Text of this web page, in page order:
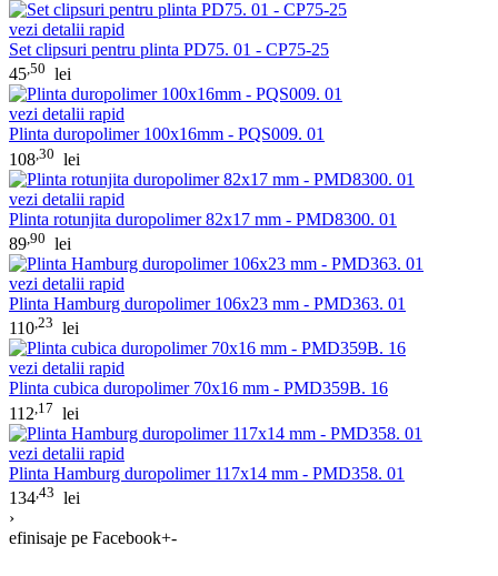
vezi detalii rapid
Set clipsuri pentru plinta PD75. 01 - CP75-25
45 ,50 lei
vezi detalii rapid
Plinta duropolimer 100x16mm - PQS009. 01
108 ,30 lei
vezi detalii rapid
Plinta rotunjita duropolimer 82x17 mm - PMD8300. 01
89 ,90 lei
vezi detalii rapid
Plinta Hamburg duropolimer 106x23 mm - PMD363. 01
110 ,23 lei
vezi detalii rapid
Plinta cubica duropolimer 70x16 mm - PMD359B. 16
112 ,17 lei
vezi detalii rapid
Plinta Hamburg duropolimer 117x14 mm - PMD358. 01
134 ,43 lei
›
efinisaje pe Facebook+-